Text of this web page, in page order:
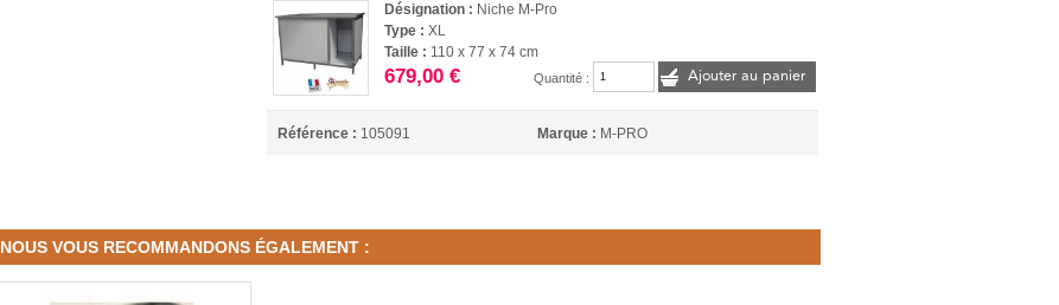
Désignation : Niche M-Pro
Type :XL
Taille : 110 x 77 x 74 cm
679,00 € Quantité : Ajouter au panier
Référence : 105091 Marque : M-PRO
NOUS VOUS RECOMMANDONS ÉGALEMENT :